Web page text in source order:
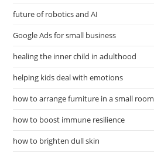
future of robotics and AI
Google Ads for small business
healing the inner child in adulthood
helping kids deal with emotions
how to arrange furniture in a small room
how to boost immune resilience
how to brighten dull skin